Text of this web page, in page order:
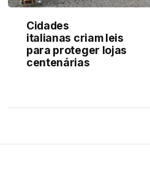
Cidades
italianas criam leis
para proteger lojas
centenárias